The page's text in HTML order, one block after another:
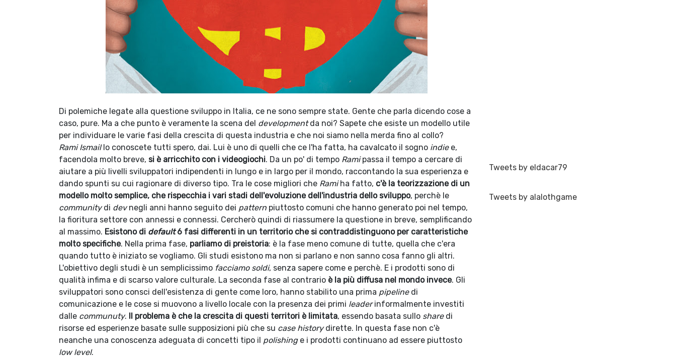
Di polemiche legate alla questione sviluppo in Italia, ce ne sono sempre state. Gente che parla dicendo cose a
caso, pure. Ma a che punto è veramente la scena del developmentda noi? Sapete che esiste un modello utile
per individuare le varie fasi della crescita di questa industria e che noi siamo nella merda fino al collo?
Rami Ismaillo conoscete tutti spero, dai. Lui è uno di quelli che ce l'ha fatta, ha cavalcato il sogno indie e,
facendola molto breve, si è arricchito con i videogiochi. Da un po' di tempo Ramipassa il tempo a cercare di
aiutare a più livelli sviluppatori indipendenti in lungo e in largo per il mondo, raccontando la sua esperienza e
dando spunti su cui ragionare di diverso tipo. Tra le cose migliori che Ramiha fatto, c'è la teorizzazione di un
modello molto semplice, che rispecchia i vari stadi dell'evoluzione dell'industria dello sviluppo, perchè le
communitydi devnegli anni hanno seguito dei pattern piuttosto comuni che hanno generato poi nel tempo,
la fioritura settore con annessi e connessi. Cercherò quindi di riassumere la questione in breve, semplificando
al massimo. Esistono di default6 fasi differenti in un territorio che si contraddistinguono per caratteristiche
molto specifiche. Nella prima fase, parliamo di preistoria: è la fase meno comune di tutte, quella che c'era
quando tutto è iniziato se vogliamo. Gli studi esistono ma non si parlano e non sanno cosa fanno gli altri.
L'obiettivo degli studi è un semplicissimo facciamo soldi, senza sapere come e perchè. E i prodotti sono di
qualità infima e di scarso valore culturale. La seconda fase al contrario è la più diffusa nel mondo invece. Gli
sviluppatori sono consci dell'esistenza di gente come loro, hanno stabilito una prima pipeline di
comunicazione e le cose si muovono a livello locale con la presenza dei primi leaderinformalmente investiti
dalle communuty. Il problema è che la crescita di questi territori è limitata, essendo basata sullo sharedi
risorse ed esperienze basate sulle supposizioni più che su case historydirette. In questa fase non c'è
neanche una conoscenza adeguata di concetti tipo il polishinge i prodotti continuano ad essere piuttosto
low level.
Tweets by eldacar79
Tweets by alalothgame